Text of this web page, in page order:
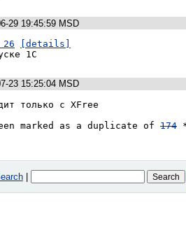
29 19:45:59 MSD
[details]
1С
23 15:25:04 MSD
только с XFree
marked as a duplicate of 174